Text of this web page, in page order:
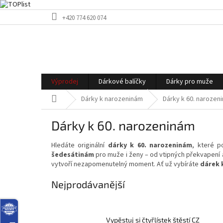
na
+420 774 620 074
Výprodej Dárkové balíčky Dárky pro muže
Domů Dárky k narozeninám Dárky k 60.
Dárky k 60. narozeninám
Hledáte originální dárky k 60. narozeninám, které
šedesátinám pro muže i ženy – od vtipných
vytvoří nezapomenutelný moment. Ať už vybíráte dárek
Nejprodávanější
Vypěstuj si čtyřlístek štěstí CZ